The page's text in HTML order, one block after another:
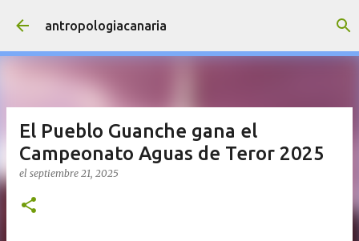
Ir al contenido principal
antropologiacanaria
El Pueblo Guanche gana el
Campeonato Aguas de Teror 2025
el septiembre 21, 2025